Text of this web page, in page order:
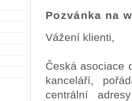
Pozvánka na
Vážení klienti,
Česká asociace
kanceláří,
centrální